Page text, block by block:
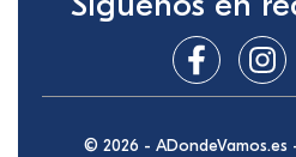
© 2026 - ADondeVamos.es